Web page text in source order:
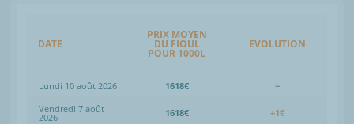
DATE
PRIX MOYEN
DU FIOUL
POUR 1000L
EVOLUTION
Lundi 10 août 2026 1618€
=
Vendredi 7 août
2026 1618€ +1€